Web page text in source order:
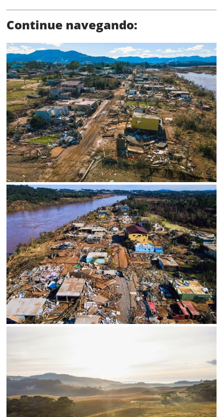
Continue navegando: